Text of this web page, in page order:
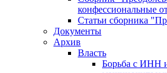
конфессиональные
Статьи сборника
Документы
Архив
Власть
Борьба с ИНН